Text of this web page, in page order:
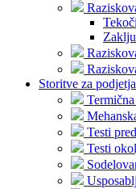
Storitve za podjetja
Testi
Testi